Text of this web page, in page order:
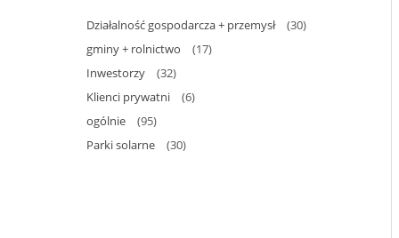
Działalność gospodarcza + przemysł
(30)
gminy + rolnictwo
(17)
Inwestorzy
(32)
Klienci prywatni
(6)
ogólnie
(95)
Parki solarne
(30)